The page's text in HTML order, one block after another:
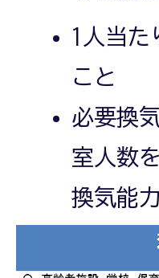
1人当た
こと
必要換
室人数
換気能